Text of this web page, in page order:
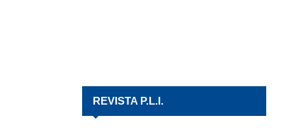
REVISTA P.L.I.